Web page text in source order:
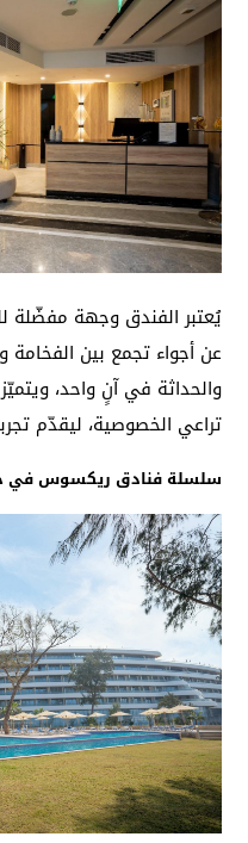
يُعتبر الفندق وجهة مفضّلة
عن أجواء تجمع بين الفخامة
والحداثة في آنٍ واحد،
تراعي الخصوصية، ليقدّم
سلسلة فنادق ريكسوس في